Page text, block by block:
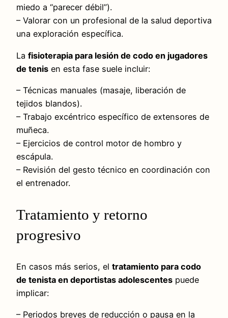
miedo a “parecer débil”).
– Valorar con un profesional de la salud deportiva
una exploración específica.
La fisioterapia para lesión de codo en jugadores
de tenis en esta fase suele incluir:
– Técnicas manuales (masaje, liberación de
tejidos blandos).
– Trabajo excéntrico específico de extensores de
muñeca.
– Ejercicios de control motor de hombro y
escápula.
– Revisión del gesto técnico en coordinación con
el entrenador.
Tratamiento y retorno
progresivo
En casos más serios, el tratamiento para codo
de tenista en deportistas adolescentes puede
implicar:
– Periodos breves de reducción o pausa en la